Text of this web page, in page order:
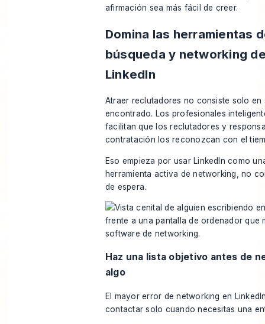
afirmación sea más fácil de creer.
Domina las herramientas
búsqueda y networking
LinkedIn
Atraer reclutadores no consiste solo en
encontrado. Los profesionales
facilitan que los reclutadores y
contratación los reconozcan con el
Eso empieza por usar LinkedIn como
herramienta activa de networking, no
de espera.
Haz una lista objetivo antes de
algo
El mayor error de networking en
contactar solo cuando necesitas una